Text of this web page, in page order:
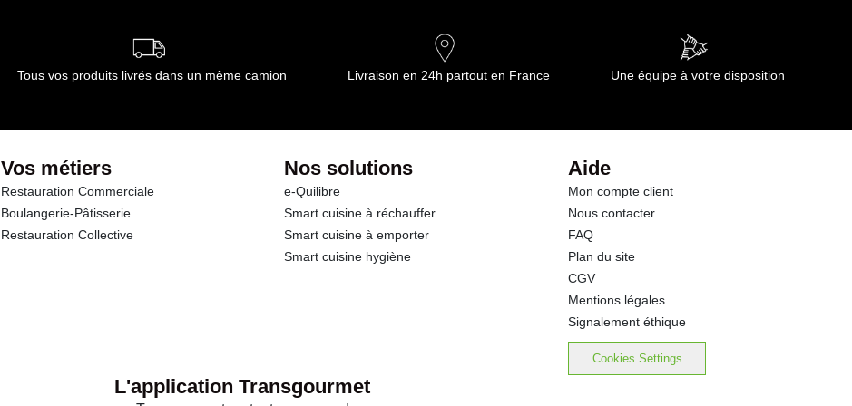
Tous vos produits livrés dans un même camion Livraison en 24h partout en France Une équipe à votre disposition
Vos métiers
Restauration Commerciale
Boulangerie-Pâtisserie
Restauration Collective
Nos solutions
e-Quilibre
Smart cuisine à réchauffer
Smart cuisine à emporter
Smart cuisine hygiène
Aide
Mon compte client
Nous contacter
FAQ
Plan du site
CGV
Mentions légales
Signalement éthique
Cookies Settings
L'application Transgourmet